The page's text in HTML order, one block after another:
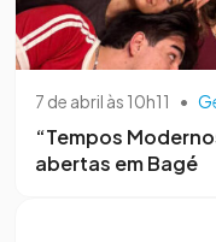
7 de abril às 10h11 •
“Tempos
abertas em Bagé